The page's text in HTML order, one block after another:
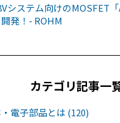
システム向けのMOSFET
発！- ROHM
カテゴリ記事一
電子部品とは (120)